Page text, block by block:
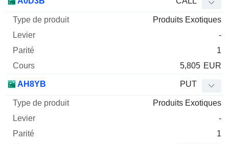
Produits Exotiques
-
1
5,805 EUR
AH8YB PUT
Produits Exotiques
-
1